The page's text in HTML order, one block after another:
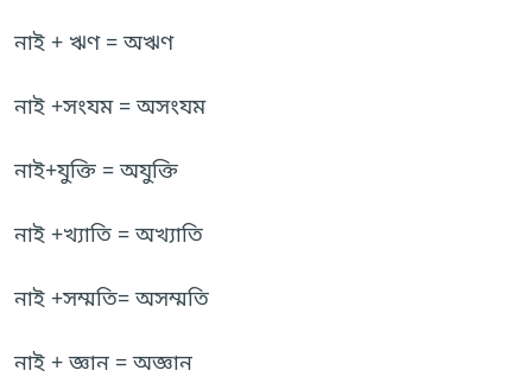
নাই + ঋণ = অঋণ
নাই +সংযম = অসংযম
নাই+যুক্তি = অযুক্তি
নাই +খ্যাতি = অখ্যাতি
নাই +সম্মতি= অসম্মতি
নাই + জ্ঞান = অজ্ঞান